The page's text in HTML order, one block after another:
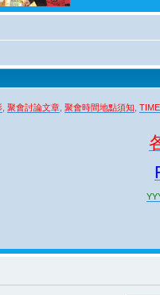
聚會討論文章 聚會時間地點須知